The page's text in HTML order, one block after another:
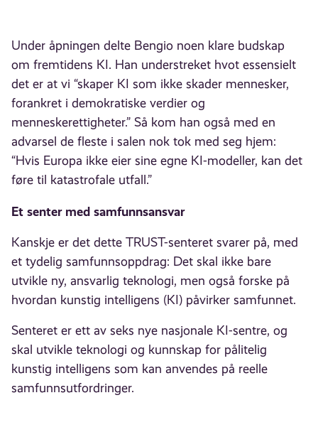
Under åpningen delte Bengio noen klare budskap
om fremtidens KI. Han understreket hvot essensielt
det er at vi “skaper KI som ikke skader mennesker,
forankret i demokratiske verdier og
menneskerettigheter.” Så kom han også med en
advarsel de fleste i salen nok tok med seg hjem:
“Hvis Europa ikke eier sine egne KI-modeller, kan det
føre til katastrofale utfall.”
Et senter med samfunnsansvar
Kanskje er det dette TRUST-senteret svarer på, med
et tydelig samfunnsoppdrag: Det skal ikke bare
utvikle ny, ansvarlig teknologi, men også forske på
hvordan kunstig intelligens (KI) påvirker samfunnet.
Senteret er ett av seks nye nasjonale KI-sentre, og
skal utvikle teknologi og kunnskap for pålitelig
kunstig intelligens som kan anvendes på reelle
samfunnsutfordringer.